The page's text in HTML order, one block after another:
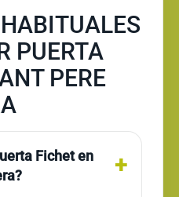
PUERTA
PERE
Fichet en